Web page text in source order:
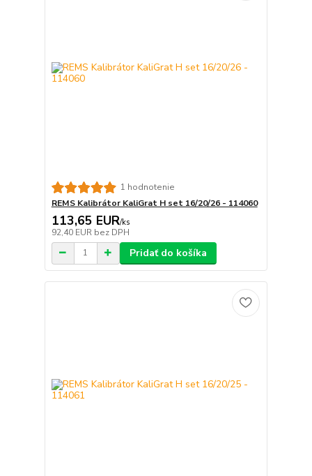
1 hodnotenie
REMS Kalibrátor KaliGrat H set 16/20/26 - 114060
113,65 EUR/ks
92,40 EUR bez DPH
Pridať do košíka